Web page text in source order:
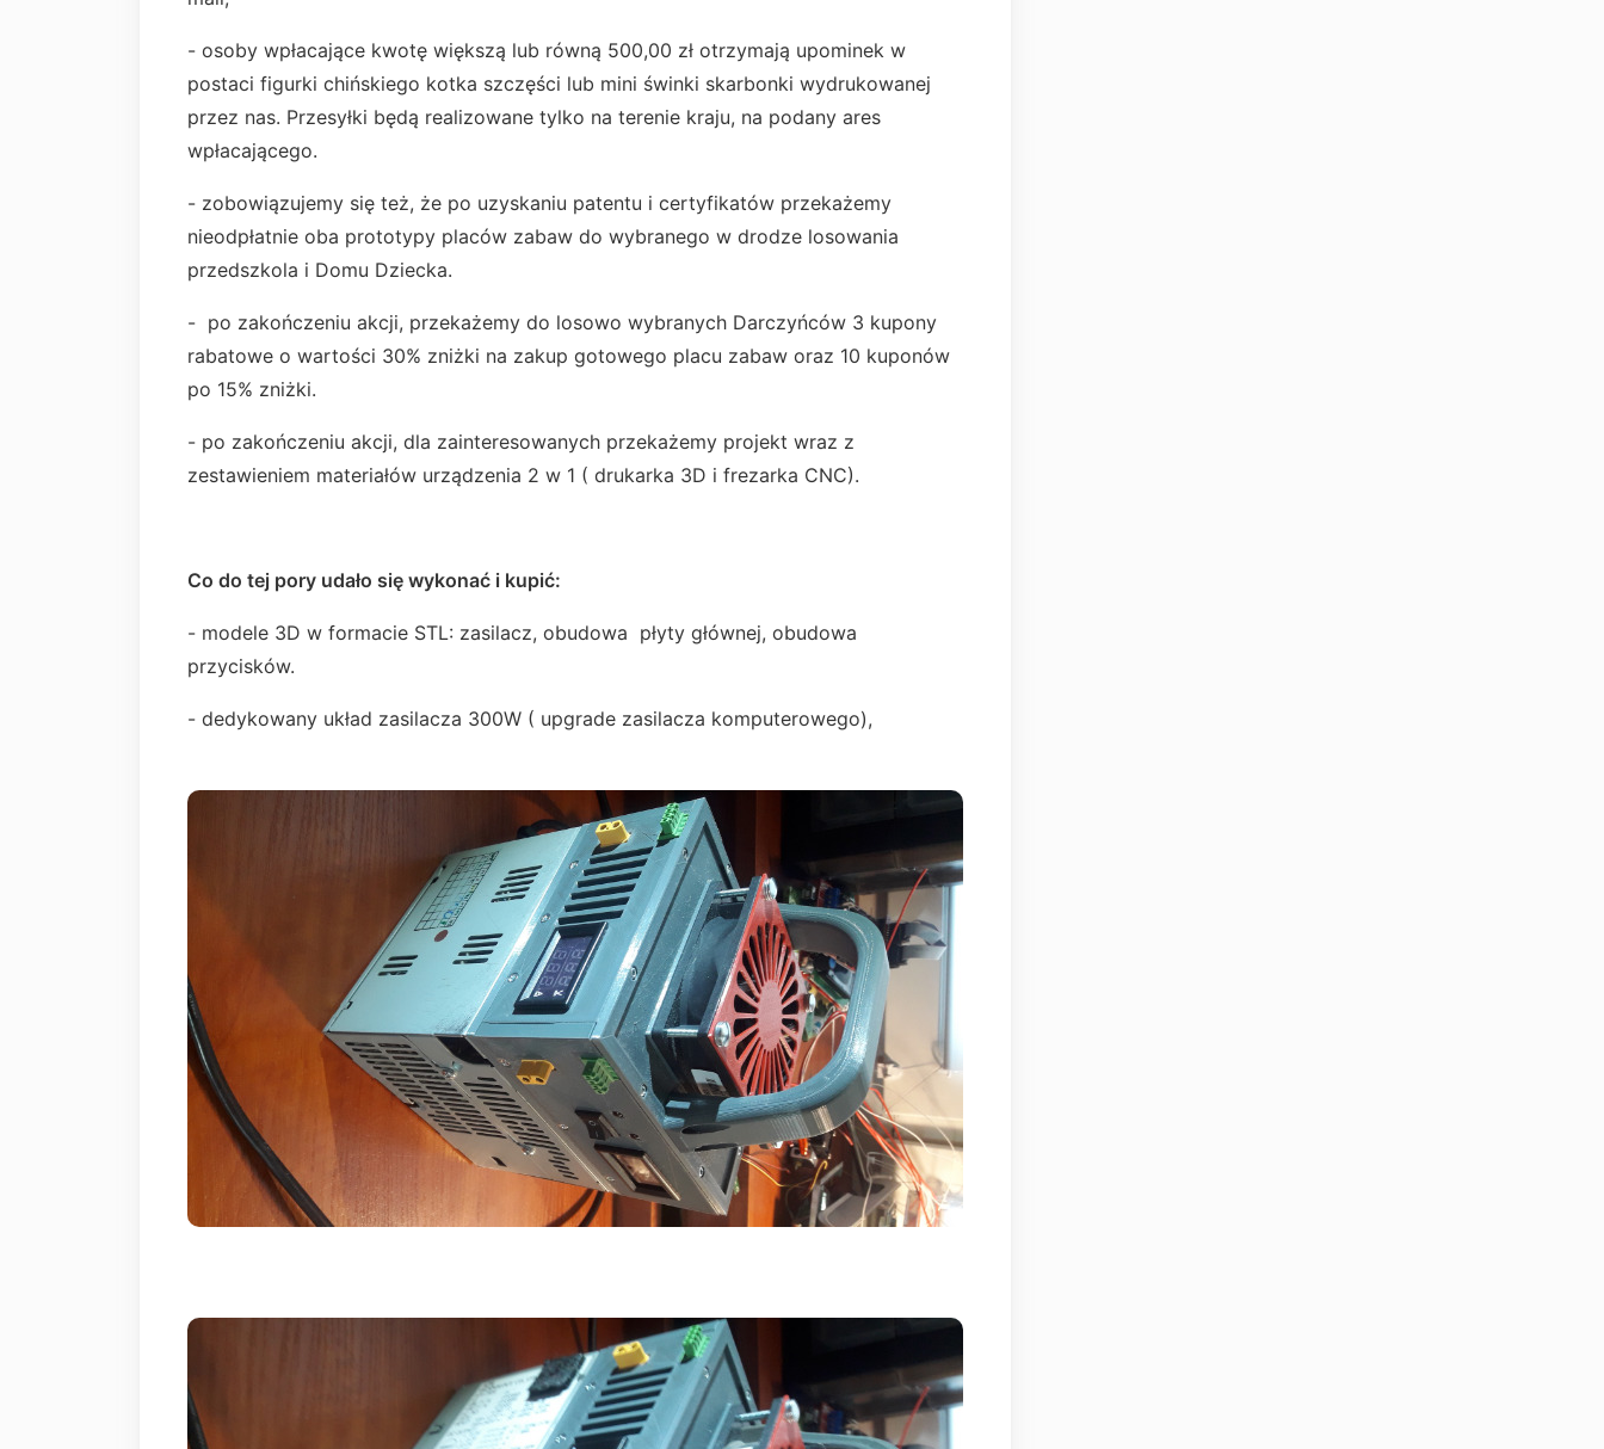
- osoby wpłacające kwotę większą lub równą 500,00 zł otrzymają upominek w
postaci figurki chińskiego kotka szczęści lub mini świnki skarbonki wydrukowanej
przez nas. Przesyłki będą realizowane tylko na terenie kraju, na podany ares
wpłacającego.
- zobowiązujemy się też, że po uzyskaniu patentu i certyfikatów przekażemy
nieodpłatnie oba prototypy placów zabaw do wybranego w drodze losowania
przedszkola i Domu Dziecka.
- po zakończeniu akcji, przekażemy do losowo wybranych Darczyńców 3 kupony
rabatowe o wartości 30% zniżki na zakup gotowego placu zabaw oraz 10 kuponów
po 15% zniżki.
- po zakończeniu akcji, dla zainteresowanych przekażemy projekt wraz z
zestawieniem materiałów urządzenia 2 w 1 ( drukarka 3D i frezarka CNC).
Co do tej pory udało się wykonać i kupić:
- modele 3D w formacie STL: zasilacz, obudowa płyty głównej, obudowa
przycisków.
- dedykowany układ zasilacza 300W ( upgrade zasilacza komputerowego),